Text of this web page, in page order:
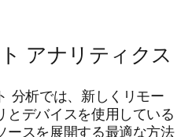
アナリティクス
分析では、新しくリモー
とデバイスを使用している
ースを展開する最適な方法